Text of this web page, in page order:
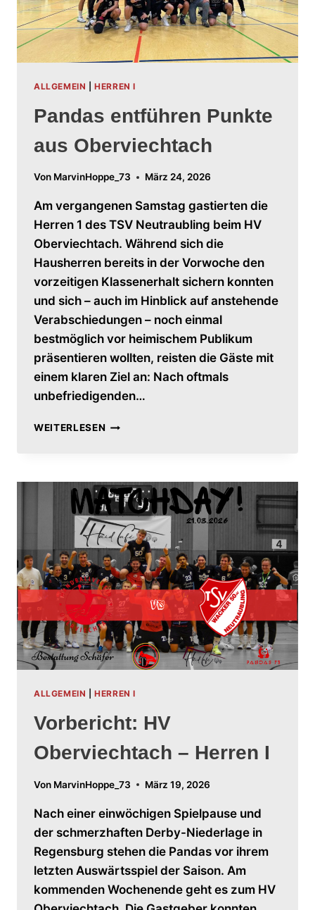
ALLGEMEIN |HERREN I
Pandas entführen Punkte
aus Oberviechtach
Von MarvinHoppe_73 März 24, 2026
Am vergangenen Samstag gastierten die
Herren 1 des TSV Neutraubling beim HV
Oberviechtach. Während sich die
Hausherren bereits in der Vorwoche den
vorzeitigen Klassenerhalt sichern konnten
und sich – auch im Hinblick auf anstehende
Verabschiedungen – noch einmal
bestmöglich vor heimischem Publikum
präsentieren wollten, reisten die Gäste mit
einem klaren Ziel an: Nach oftmals
unbefriedigenden…
WEITERLESENPANDAS
OBERVIECHTACH
ALLGEMEIN |HERREN I
Vorbericht: HV
Oberviechtach – Herren I
Von MarvinHoppe_73 März 19, 2026
Nach einer einwöchigen Spielpause und
der schmerzhaften Derby-Niederlage in
Regensburg stehen die Pandas vor ihrem
letzten Auswärtsspiel der Saison. Am
kommenden Wochenende geht es zum HV